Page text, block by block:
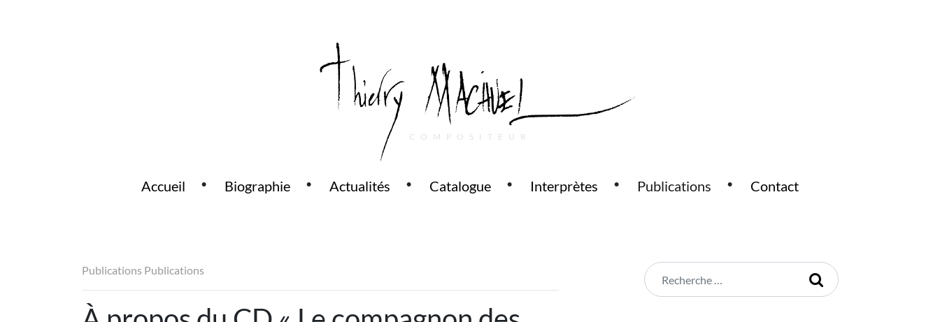
COMPOSITEUR
Main Navigation
Accueil Biographie Actualités Catalogue Interprètes Publications Contact
Publications Publications Rechercher